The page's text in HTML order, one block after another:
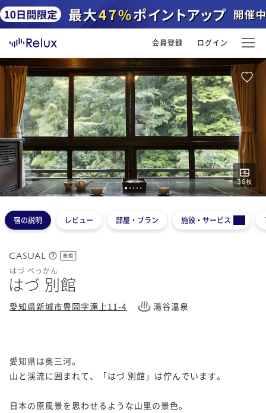
会員登録 ログイン
36枚
1 2 3 4 5
宿の説明 レビュー 部屋・プラン 施設・サービス
旅館
はづ べっかん
はづ 別館
愛知県新城市豊岡字滝上11-4 湯谷温泉
愛知県は奥三河。
山と渓流に囲まれて、「はづ 別館」は佇んでいます。
日本の原風景を思わせるような山里の景色。